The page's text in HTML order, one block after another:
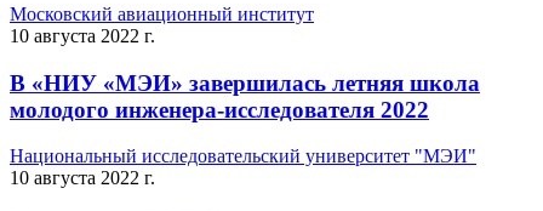
Московский авиационный институт
10 августа 2022 г.
В «НИУ «МЭИ» завершилась летняя школа
молодого инженера-исследователя 2022
Национальный исследовательский университет "МЭИ"
10 августа 2022 г.